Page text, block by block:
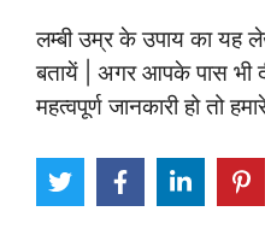
लम्बी उम्र के उपाय का
बतायें | अगर आपके पास भी
महत्वपूर्ण जानकारी हो तो